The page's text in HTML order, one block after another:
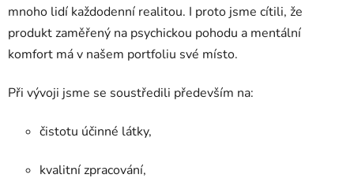
mnoho lidí každodenní realitou. I proto jsme cítili, že
produkt zaměřený na psychickou pohodu a mentální
komfort má v našem portfoliu své místo.
Při vývoji jsme se soustředili především na:
čistotu účinné látky,
kvalitní zpracování,